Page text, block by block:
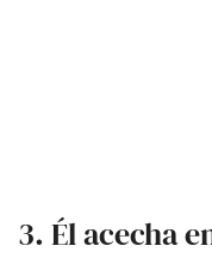
3. Él acecha